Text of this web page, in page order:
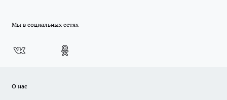
Мы в социальных сетях
О нас